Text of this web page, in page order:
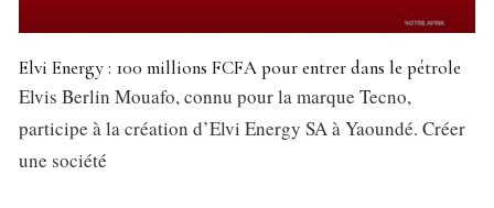
Elvi Energy : 100 millions FCFA pour entrer dans le pétrole
Elvis Berlin Mouafo, connu pour la marque Tecno,
participe à la création d’Elvi Energy SA à Yaoundé. Créer
une société